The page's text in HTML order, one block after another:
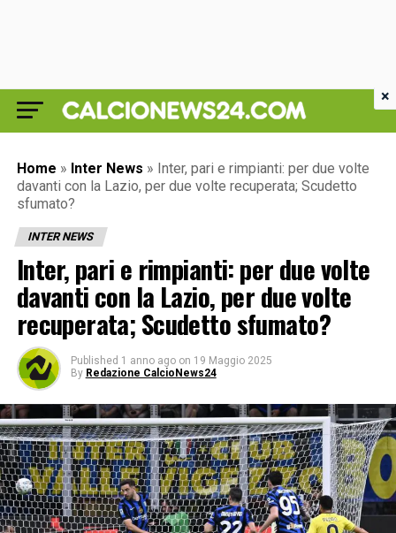
Home » Inter News » Inter, pari e rimpianti: per due volte
davanti con la Lazio, per due volte recuperata; Scudetto
sfumato?
INTER NEWS
Inter, pari e rimpianti: per due volte
davanti con la Lazio, per due volte
recuperata; Scudetto sfumato?
Published 1 anno ago on 19 Maggio 2025
By Redazione CalcioNews24
×